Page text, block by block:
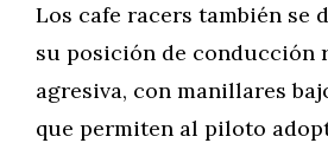
Los cafe racers también se
su posición de conducción
agresiva, con manillares
que permiten al piloto